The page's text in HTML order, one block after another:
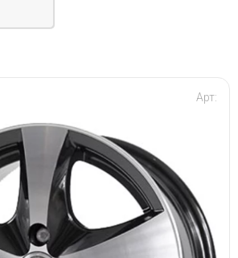
Арт: